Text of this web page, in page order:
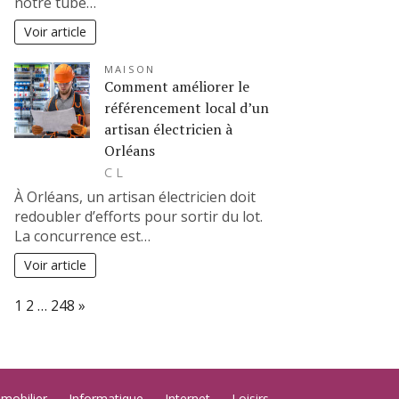
Voir article
MAISON
Comment améliorer le
référencement local d’un
artisan électricien à
Orléans
C L
À Orléans, un artisan électricien doit
redoubler d’efforts pour sortir du lot.
La concurrence est…
Voir article
Page:
1 2 … 248 Next
»